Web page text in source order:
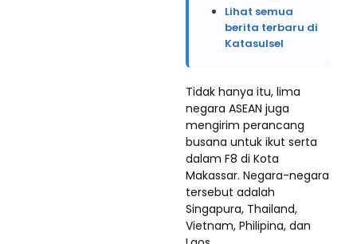
Lihat semua
berita terbaru di
Katasulsel
Tidak hanya itu, lima
negara ASEAN juga
mengirim perancang
busana untuk ikut serta
dalam F8 di Kota
Makassar. Negara-negara
tersebut adalah
Singapura, Thailand,
Vietnam, Philipina, dan